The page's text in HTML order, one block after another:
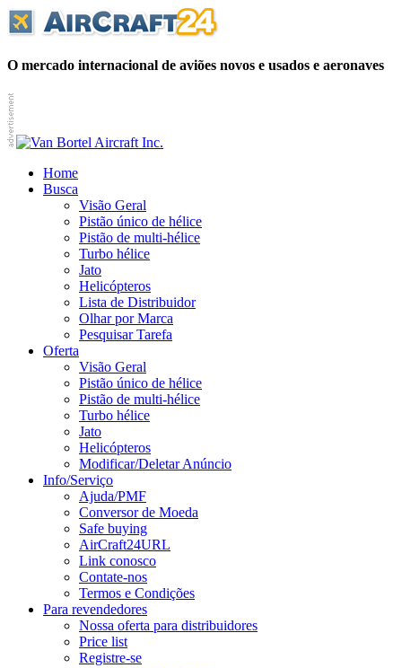
O mercado internacional de aviões novos e usados e aeronaves
Home
Busca
Visão Geral
Pistão único de hélice
Pistão de multi-hélice
Turbo hélice
Jato
Helicópteros
Lista de Distribuidor
Olhar por Marca
Pesquisar Tarefa
Oferta
Visão Geral
Pistão único de hélice
Pistão de multi-hélice
Turbo hélice
Jato
Helicópteros
Modificar/Deletar Anúncio
Info/Serviço
Ajuda/PMF
Conversor de Moeda
Safe buying
AirCraft24URL
Link conosco
Contate-nos
Termos e Condições
Para revendedores
Nossa oferta para distribuidores
Price list
Registre-se